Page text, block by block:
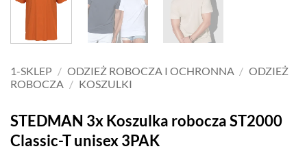
1-SKLEP / ODZIEŻ ROBOCZA I OCHRONNA / ODZIEŻ
ROBOCZA / KOSZULKI
STEDMAN 3x Koszulka robocza ST2000
Classic-T unisex 3PAK